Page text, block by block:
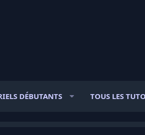
DÉBUTANTS TOUS LES